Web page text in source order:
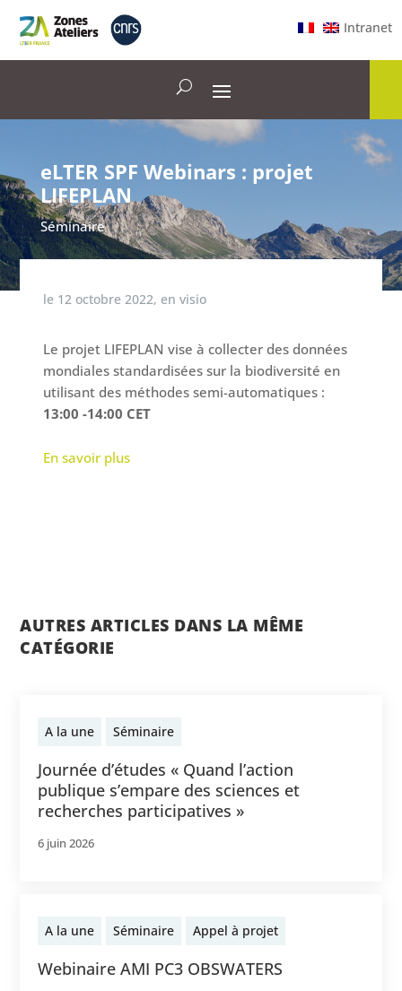
Intranet
eLTER SPF Webinars : projet
LIFEPLAN
Séminaire
le 12 octobre 2022, en visio
Le projet LIFEPLAN vise à collecter des données
mondiales standardisées sur la biodiversité en
utilisant des méthodes semi-automatiques :
13:00 -14:00 CET
En savoir plus
AUTRES ARTICLES DANS LA MÊME
CATÉGORIE
A la une Séminaire
Journée d’études « Quand l’action
publique s’empare des sciences et
recherches participatives »
6 juin 2026
A la une Séminaire Appel à projet
Webinaire AMI PC3 OBSWATERS